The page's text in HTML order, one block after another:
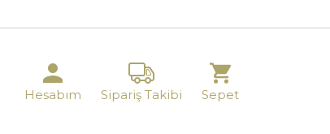
Hesabım Sipariş Takibi Sepet